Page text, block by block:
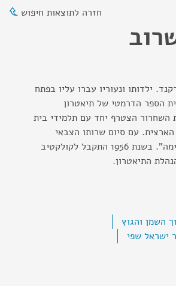
חזרה לתוצאות חיפוש
ילדותו ונעוריו עברו עליו בפתח
הספר הדרמטי של תיאטרון
הצטרף יחד עם תלמידי בית
עם סיום שרותו הצבאי
הצטרף לתיאטרון "הבימה". בשנת 1956 התקבל לקולקטיב
התיאטרון.
השמן והגוץ
ישראל שפי